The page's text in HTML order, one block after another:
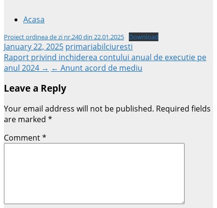
Acasa
Proiect ordinea de zi nr.240 din 22.01.2025 Download
January 22, 2025 primariabilciuresti
Post
navigation
Raport privind inchiderea contului anual de executie pe
anul 2024 → ← Anunt acord de mediu
Leave a Reply
Your email address will not be published. Required fields
are marked *
Comment*